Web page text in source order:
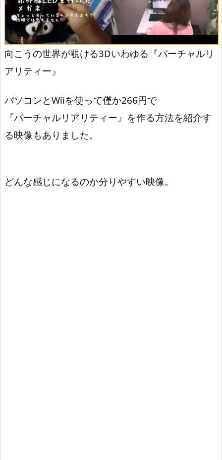
向こうの世界が覗ける3Dいわゆる『バーチャルリ
アリティー』
パソコンとWiiを使って僅か266円で
『バーチャルリアリティー』を作る方法を紹介す
る映像もありました。
どんな感じになるのか分りやすい映像。